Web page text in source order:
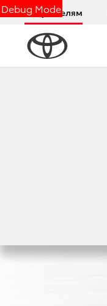
Debug Mode
Покупателям